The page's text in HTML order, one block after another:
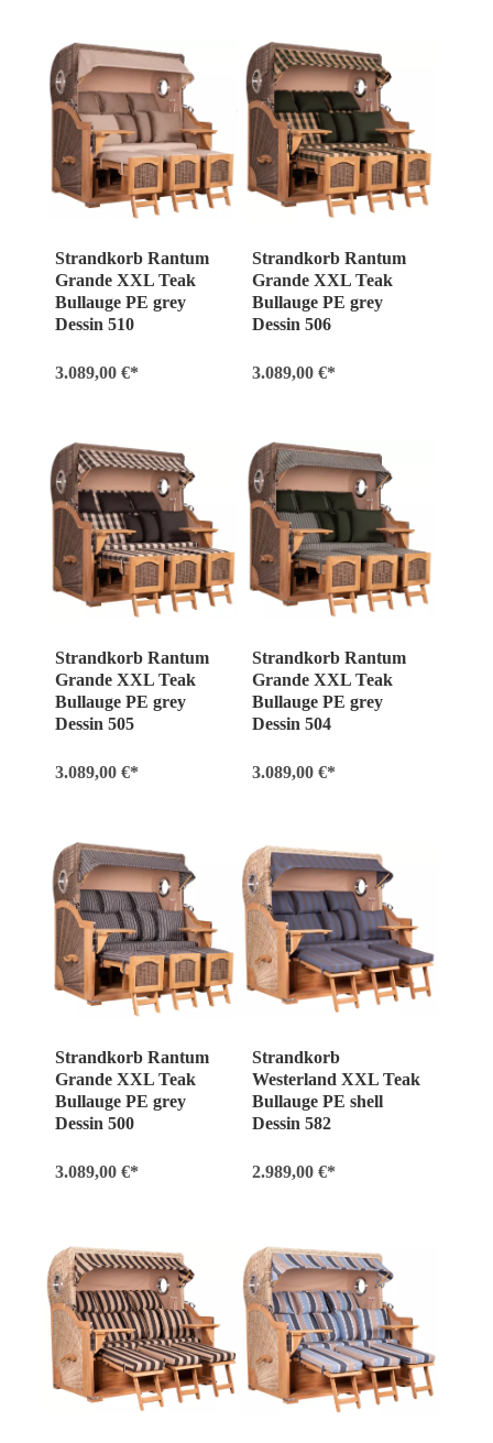
Strandkorb Rantum
Grande XXL Teak
Bullauge PE grey
Dessin 510
3.089,00 €*
Strandkorb Rantum
Grande XXL Teak
Bullauge PE grey
Dessin 506
3.089,00 €*
Strandkorb Rantum
Grande XXL Teak
Bullauge PE grey
Dessin 505
3.089,00 €*
Strandkorb Rantum
Grande XXL Teak
Bullauge PE grey
Dessin 504
3.089,00 €*
Strandkorb Rantum
Grande XXL Teak
Bullauge PE grey
Dessin 500
3.089,00 €*
Strandkorb
Westerland XXL Teak
Bullauge PE shell
Dessin 582
2.989,00 €*